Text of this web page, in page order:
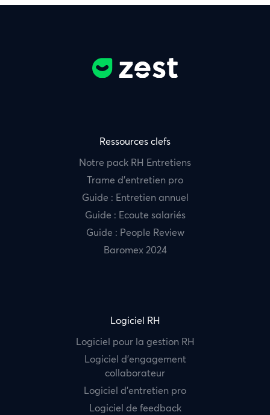
Ressources clefs
Notre pack RH Entretiens
Trame d’entretien pro
Guide : Entretien annuel
Guide : Ecoute salariés
Guide : People Review
Baromex 2024
Logiciel RH
Logiciel pour la gestion RH
Logiciel d’engagement
collaborateur
Logiciel d’entretien pro
Logiciel de feedback